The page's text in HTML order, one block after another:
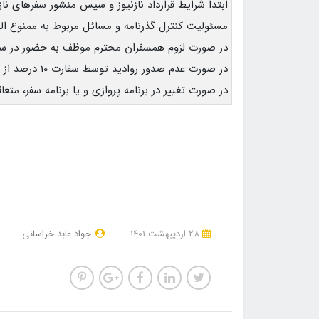
ابتدا شرایط قرارداد نازنیوز و سپس منشور سفرهای
مسئولیت کنترل گذرنامه و مسائل مربوط به ممنوع
در صورت لزوم همسفران محترم موظف به حضور در
در صورت عدم صدور روادید توسط سفارت 10 درصد از کل مبلغ سفر کسر و مابقی مبالغ مسترد می گردد.
در صورت تغییر در برنامه پروازی و یا برنامه سفر،
جواد عابد خراسانی